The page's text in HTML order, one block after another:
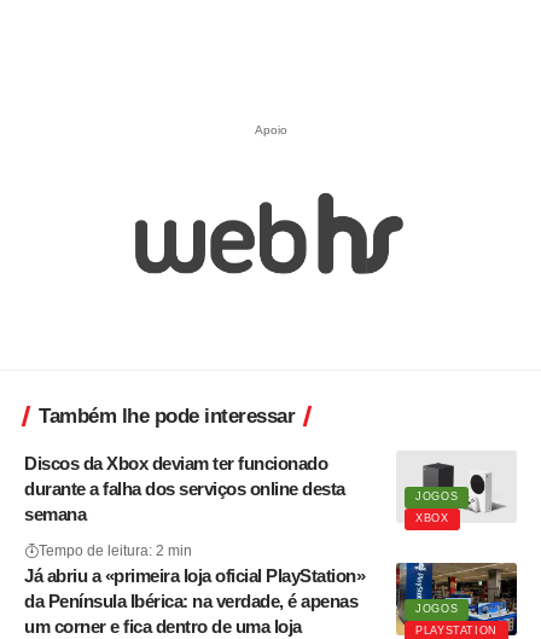
Apoio
Também lhe pode interessar
JOGOS
XBOX
Discos da Xbox deviam ter funcionado
durante a falha dos serviços online desta
semana
Tempo de leitura: 2 min
JOGOS
PLAYSTATION
Já abriu a «primeira loja oficial PlayStation»
da Península Ibérica: na verdade, é apenas
um corner e fica dentro de uma loja